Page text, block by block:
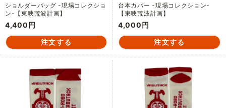
ショルダーバッグ -現場コレクショ
ン-【東映荒波計画】
4,400円
台本カバー -現場コレクション-
【東映荒波計画】
4,000円